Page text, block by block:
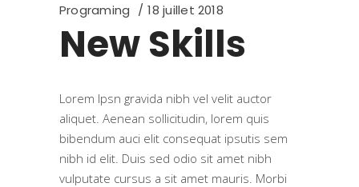
Programing 18 juillet 2018
New Skills
Lorem Ipsn gravida nibh vel velit auctor
aliquet. Aenean sollicitudin, lorem quis
bibendum auci elit consequat ipsutis sem
nibh id elit. Duis sed odio sit amet nibh
vulputate cursus a sit amet mauris. Morbi